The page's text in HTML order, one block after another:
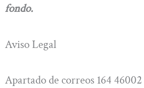
fondo.
Aviso Legal
Apartado de correos 164